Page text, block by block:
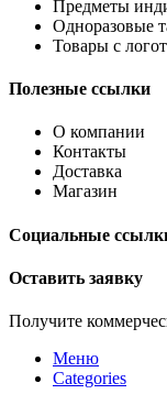
Предметы
Одноразовые
Товары с
Полезные ссылки
О компании
Контакты
Доставка
Магазин
Социальные
Оставить заявку
Получите
Меню
Categories